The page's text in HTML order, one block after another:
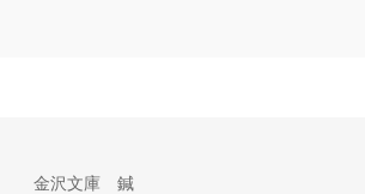
金沢文庫 鍼